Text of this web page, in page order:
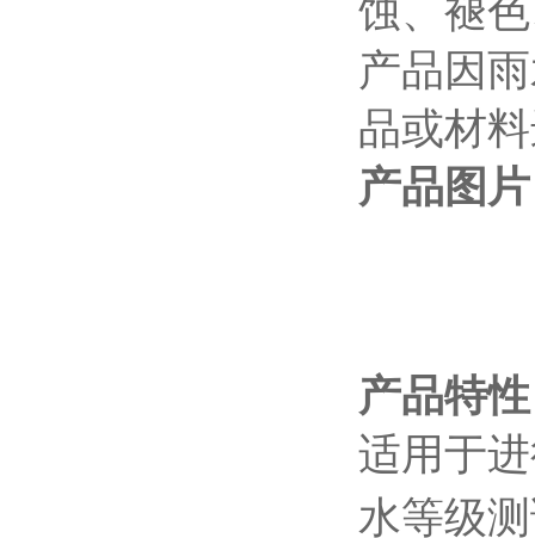
蚀、褪
产品因
品或材
产品图片
产品特性
适用于
水等级